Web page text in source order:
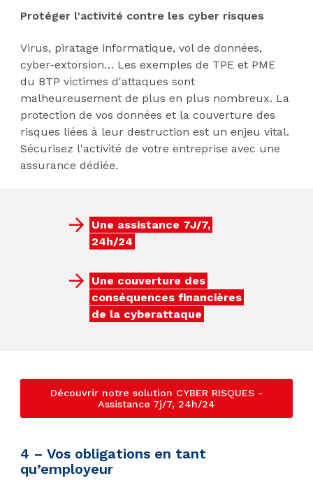
Protéger l'activité contre les cyber risques
Virus, piratage informatique, vol de données,
cyber-extorsion… Les exemples de TPE et PME
du BTP victimes d'attaques sont
malheureusement de plus en plus nombreux. La
protection de vos données et la couverture des
risques liées à leur destruction est un enjeu vital.
Sécurisez l'activité de votre entreprise avec une
assurance dédiée.
Une assistance 7J/7,
24h/24
Une couverture des
conséquences financières
de la cyberattaque
Découvrir notre solution CYBER RISQUES -
Assistance 7j/7, 24h/24
4 – Vos obligations en tant
qu’employeur